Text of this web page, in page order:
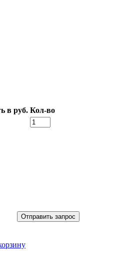
в руб. Кол-во
Отправить запрос